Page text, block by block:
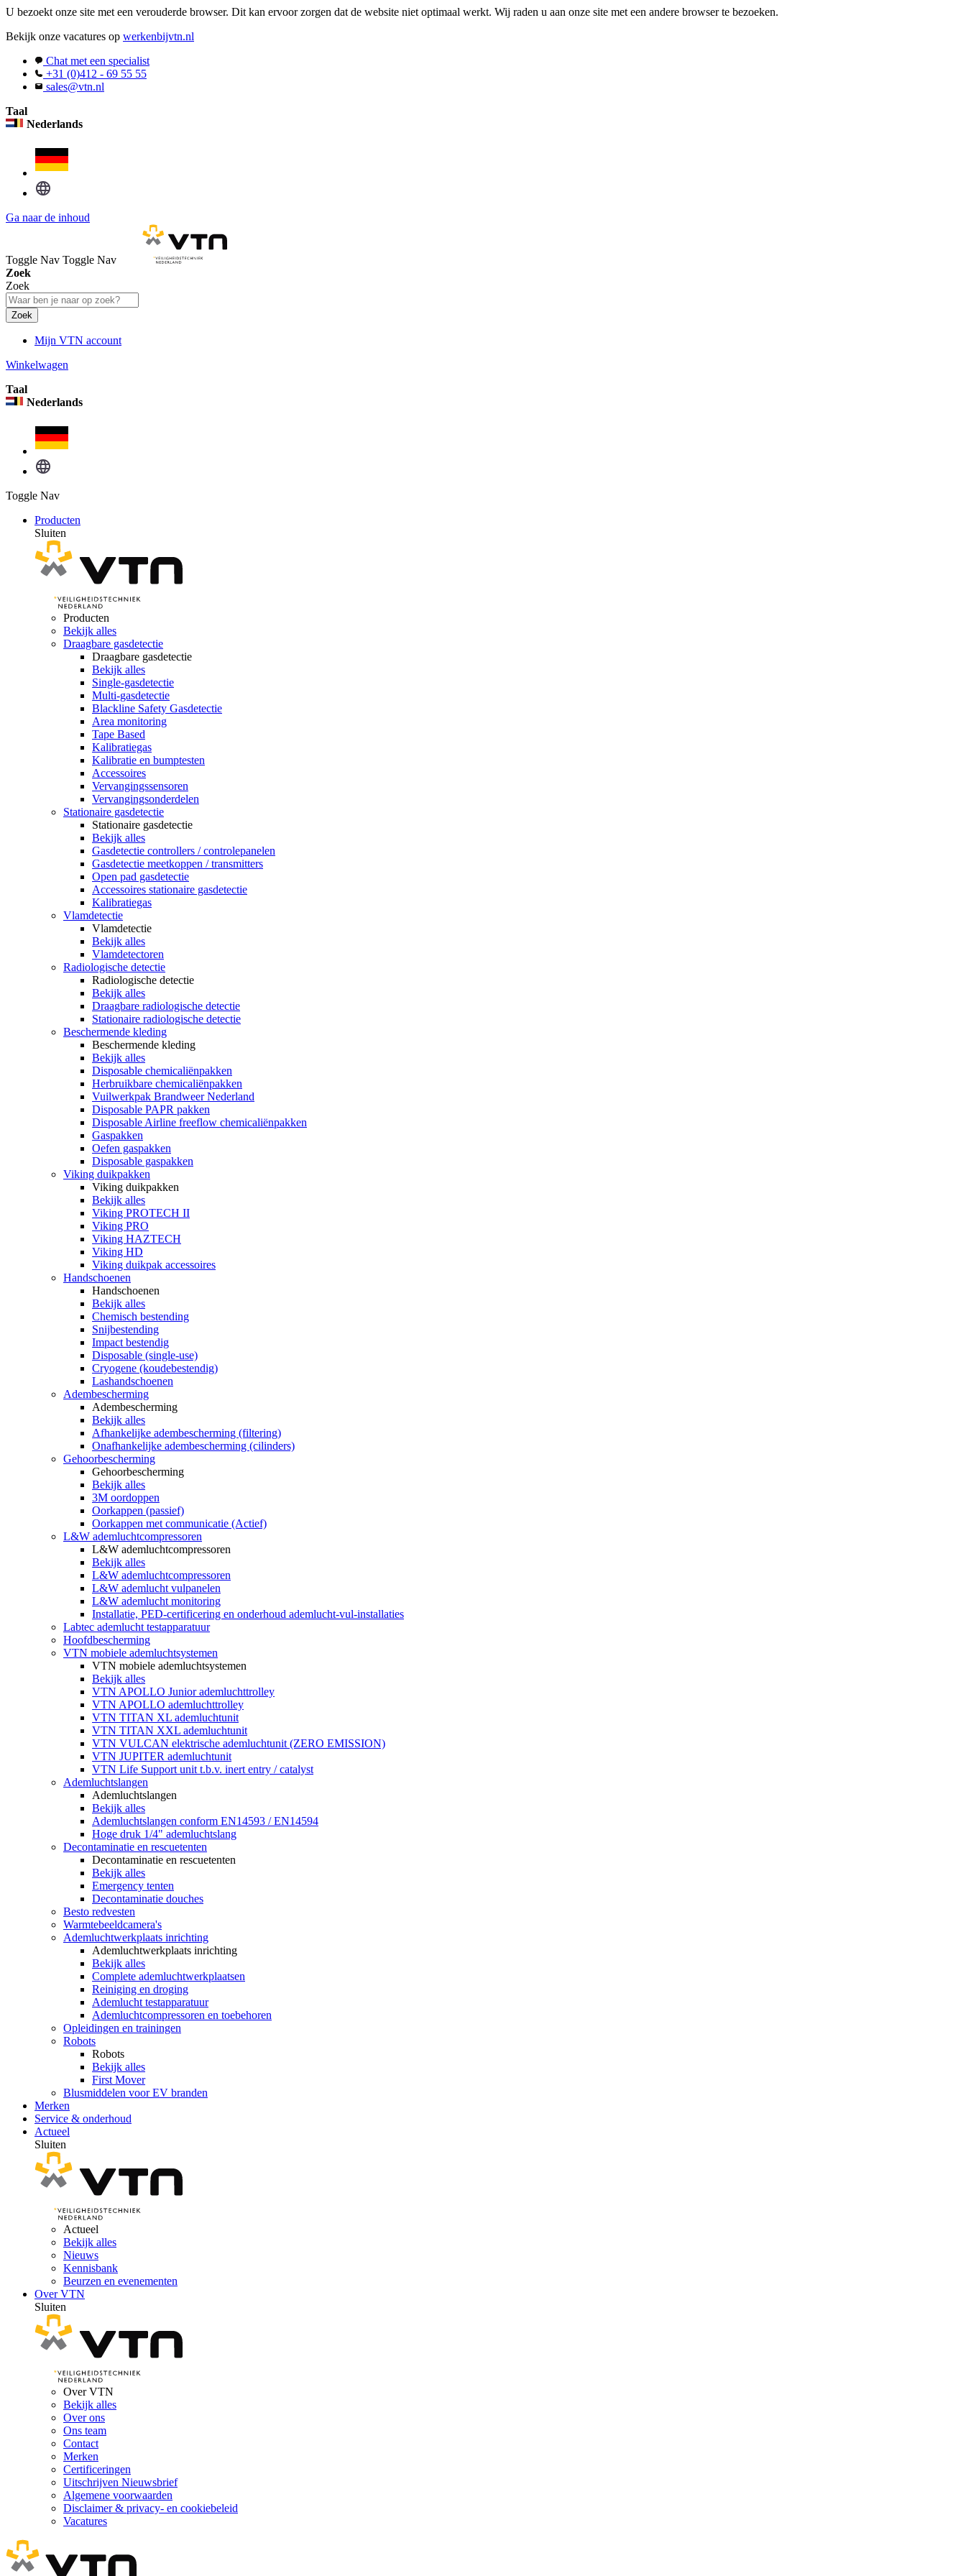
U bezoekt onze site met een verouderde browser. Dit kan ervoor zorgen dat de website niet optimaal werkt. Wij raden u aan onze site met een andere browser te bezoeken.
Bekijk onze vacatures op werkenbijvtn.nl
Chat met een specialist
+31 (0)412 - 69 55 55
sales@vtn.nl
Taal
Nederlands
Ga naar de inhoud
Toggle Nav Toggle Nav
Zoek
Zoek
Zoek
Mijn VTN account
Winkelwagen
Taal
Nederlands
Toggle Nav
Producten
Sluiten
Producten
Bekijk alles
Draagbare gasdetectie
Draagbare gasdetectie
Bekijk alles
Single-gasdetectie
Multi-gasdetectie
Blackline Safety Gasdetectie
Area monitoring
Tape Based
Kalibratiegas
Kalibratie en bumptesten
Accessoires
Vervangingssensoren
Vervangingsonderdelen
Stationaire gasdetectie
Stationaire gasdetectie
Bekijk alles
Gasdetectie controllers / controlepanelen
Gasdetectie meetkoppen / transmitters
Open pad gasdetectie
Accessoires stationaire gasdetectie
Kalibratiegas
Vlamdetectie
Vlamdetectie
Bekijk alles
Vlamdetectoren
Radiologische detectie
Radiologische detectie
Bekijk alles
Draagbare radiologische detectie
Stationaire radiologische detectie
Beschermende kleding
Beschermende kleding
Bekijk alles
Disposable chemicaliënpakken
Herbruikbare chemicaliënpakken
Vuilwerkpak Brandweer Nederland
Disposable PAPR pakken
Disposable Airline freeflow chemicaliënpakken
Gaspakken
Oefen gaspakken
Disposable gaspakken
Viking duikpakken
Viking duikpakken
Bekijk alles
Viking PROTECH II
Viking PRO
Viking HAZTECH
Viking HD
Viking duikpak accessoires
Handschoenen
Handschoenen
Bekijk alles
Chemisch bestending
Snijbestending
Impact bestendig
Disposable (single-use)
Cryogene (koudebestendig)
Lashandschoenen
Adembescherming
Adembescherming
Bekijk alles
Afhankelijke adembescherming (filtering)
Onafhankelijke adembescherming (cilinders)
Gehoorbescherming
Gehoorbescherming
Bekijk alles
3M oordoppen
Oorkappen (passief)
Oorkappen met communicatie (Actief)
L&W ademluchtcompressoren
L&W ademluchtcompressoren
Bekijk alles
L&W ademluchtcompressoren
L&W ademlucht vulpanelen
L&W ademlucht monitoring
Installatie, PED-certificering en onderhoud ademlucht-vul-installaties
Labtec ademlucht testapparatuur
Hoofdbescherming
VTN mobiele ademluchtsystemen
VTN mobiele ademluchtsystemen
Bekijk alles
VTN APOLLO Junior ademluchttrolley
VTN APOLLO ademluchttrolley
VTN TITAN XL ademluchtunit
VTN TITAN XXL ademluchtunit
VTN VULCAN elektrische ademluchtunit (ZERO EMISSION)
VTN JUPITER ademluchtunit
VTN Life Support unit t.b.v. inert entry / catalyst
Ademluchtslangen
Ademluchtslangen
Bekijk alles
Ademluchtslangen conform EN14593 / EN14594
Hoge druk 1/4" ademluchtslang
Decontaminatie en rescuetenten
Decontaminatie en rescuetenten
Bekijk alles
Emergency tenten
Decontaminatie douches
Besto redvesten
Warmtebeeldcamera's
Ademluchtwerkplaats inrichting
Ademluchtwerkplaats inrichting
Bekijk alles
Complete ademluchtwerkplaatsen
Reiniging en droging
Ademlucht testapparatuur
Ademluchtcompressoren en toebehoren
Opleidingen en trainingen
Robots
Robots
Bekijk alles
First Mover
Blusmiddelen voor EV branden
Merken
Service & onderhoud
Actueel
Sluiten
Actueel
Bekijk alles
Nieuws
Kennisbank
Beurzen en evenementen
Over VTN
Sluiten
Over VTN
Bekijk alles
Over ons
Ons team
Contact
Merken
Certificeringen
Uitschrijven Nieuwsbrief
Algemene voorwaarden
Disclaimer & privacy- en cookiebeleid
Vacatures